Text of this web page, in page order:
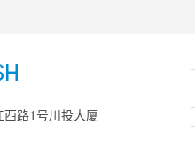
西路1号川投大厦